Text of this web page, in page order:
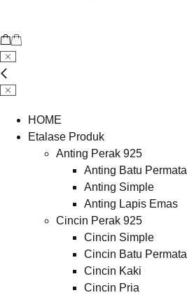
HOME
Etalase Produk
Anting Perak 925
Anting Batu Permata
Anting Simple
Anting Lapis Emas
Cincin Perak 925
Cincin Simple
Cincin Batu Permata
Cincin Kaki
Cincin Pria